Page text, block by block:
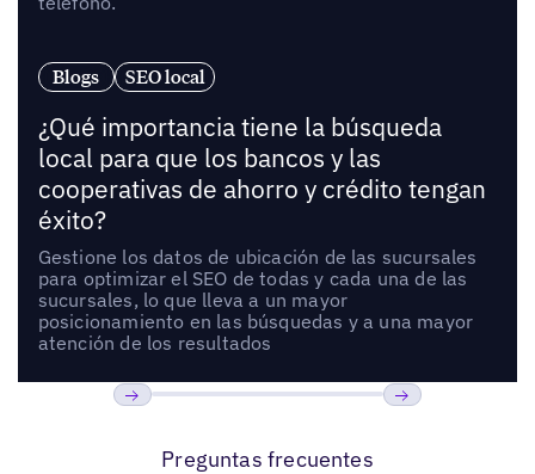
Blogs SEO local
¿Qué importancia tiene la búsqueda
local para que los bancos y las
cooperativas de ahorro y crédito tengan
éxito?
Gestione los datos de ubicación de las sucursales
para optimizar el SEO de todas y cada una de las
sucursales, lo que lleva a un mayor
posicionamiento en las búsquedas y a una mayor
atención de los resultados
Preguntas frecuentes